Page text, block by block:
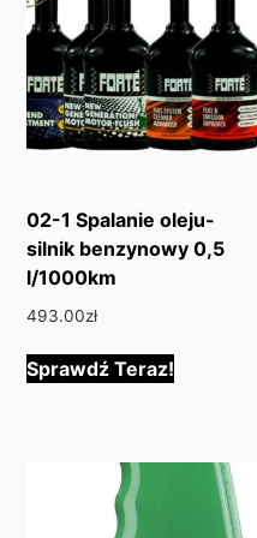
02-1 Spalanie oleju-
silnik benzynowy 0,5
l/1000km
493.00zł
Sprawdź Teraz!